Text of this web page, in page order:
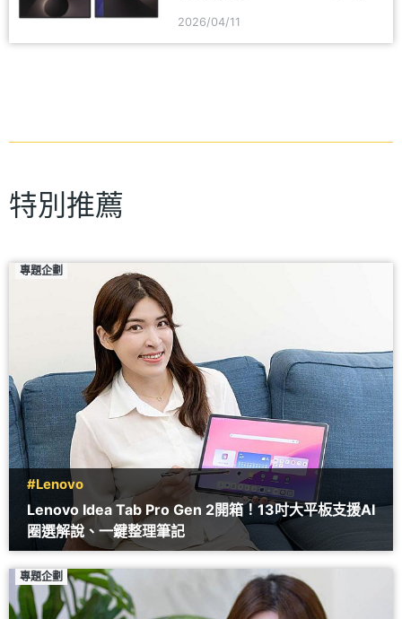
2026/04/11
特別推薦
專題企劃
#Lenovo
Lenovo Idea Tab Pro Gen 2開箱！13吋大平板支援AI
圈選解說、一鍵整理筆記
專題企劃